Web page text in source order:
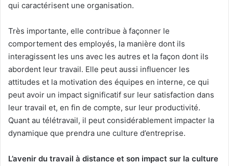
qui caractérisent une organisation.
Très importante, elle contribue à façonner le
comportement des employés, la manière dont ils
interagissent les uns avec les autres et la façon dont ils
abordent leur travail. Elle peut aussi influencer les
attitudes et la motivation des équipes en interne, ce qui
peut avoir un impact significatif sur leur satisfaction dans
leur travail et, en fin de compte, sur leur productivité.
Quant au télétravail, il peut considérablement impacter la
dynamique que prendra une culture d’entreprise.
L’avenir du travail à distance et son impact sur la culture